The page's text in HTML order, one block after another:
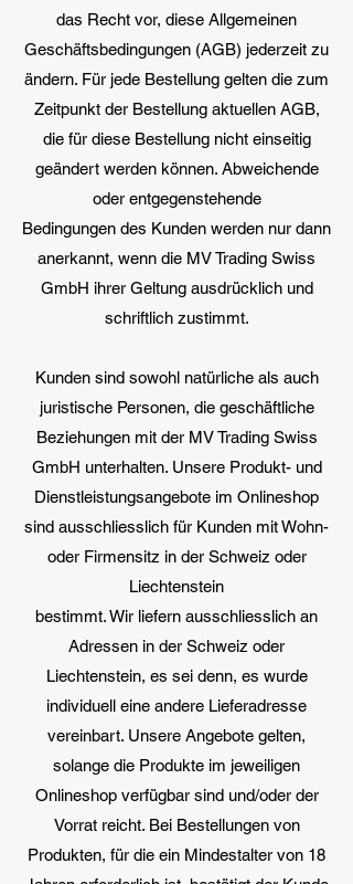
das Recht vor, diese Allgemeinen
Geschäftsbedingungen (AGB) jederzeit zu
ändern. Für jede Bestellung gelten die zum
Zeitpunkt der Bestellung aktuellen AGB,
die für diese Bestellung nicht einseitig
geändert werden können. Abweichende
oder entgegenstehende
Bedingungen des Kunden werden nur dann
anerkannt, wenn die MV Trading Swiss
GmbH ihrer Geltung ausdrücklich und
schriftlich zustimmt.
Kunden sind sowohl natürliche als auch
juristische Personen, die geschäftliche
Beziehungen mit der MV Trading Swiss
GmbH unterhalten. Unsere Produkt- und
Dienstleistungsangebote im Onlineshop
sind ausschliesslich für Kunden mit Wohn-
oder Firmensitz in der Schweiz oder
Liechtenstein
bestimmt. Wir liefern ausschliesslich an
Adressen in der Schweiz oder
Liechtenstein, es sei denn, es wurde
individuell eine andere Lieferadresse
vereinbart. Unsere Angebote gelten,
solange die Produkte im jeweiligen
Onlineshop verfügbar sind und/oder der
Vorrat reicht. Bei Bestellungen von
Produkten, für die ein Mindestalter von 18